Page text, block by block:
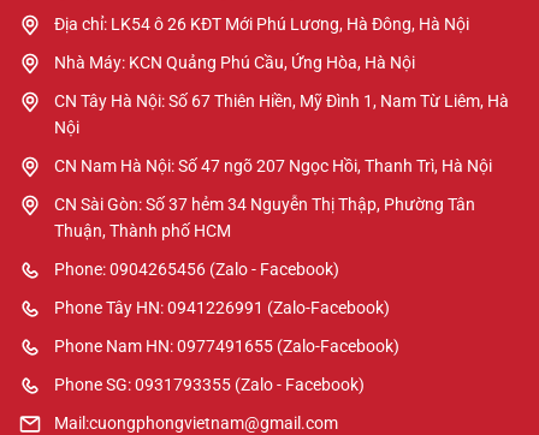
Địa chỉ: LK54 ô 26 KĐT Mới Phú Lương, Hà Đông, Hà Nội
Nhà Máy: KCN Quảng Phú Cầu, Ứng Hòa, Hà Nội
CN Tây Hà Nội: Số 67 Thiên Hiền, Mỹ Đình 1, Nam Từ Liêm, Hà
Nội
CN Nam Hà Nội: Số 47 ngõ 207 Ngọc Hồi, Thanh Trì, Hà Nội
CN Sài Gòn: Số 37 hẻm 34 Nguyễn Thị Thập, Phường Tân
Thuận, Thành phố HCM
Phone: 0904265456 (Zalo - Facebook)
Phone Tây HN: 0941226991 (Zalo-Facebook)
Phone Nam HN: 0977491655 (Zalo-Facebook)
Phone SG: 0931793355 (Zalo - Facebook)
Mail:cuongphongvietnam@gmail.com